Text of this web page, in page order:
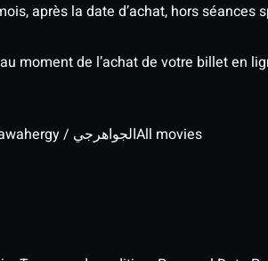
après la date d’achat, hors
moment de l’achat de votre billet en
El Gawahergy / الجواهرجيAll movies